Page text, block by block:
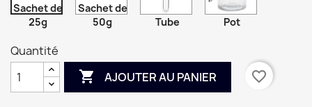
Sachet de
25g
Sachet de
50g
Tube Pot
Quantité
 AJOUTER AU PANIER favorite_border